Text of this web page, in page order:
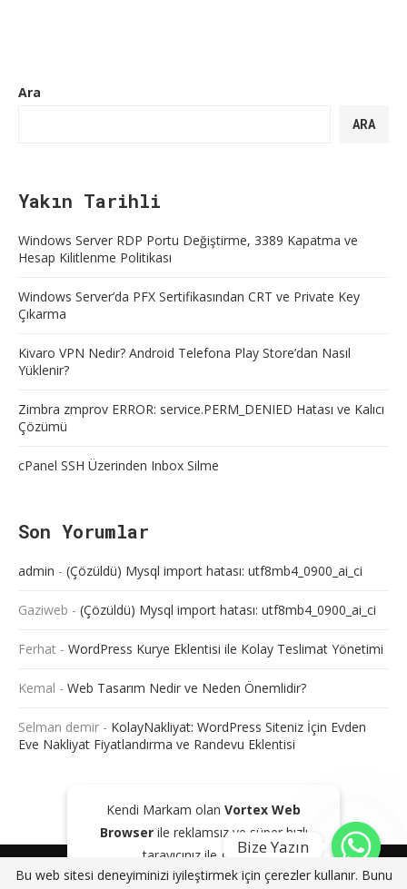
Kendi Markam olan Vortex Web
Browserile reklamsız ve süper hızlı
tarayıcınız ile gezinin!
Ara
ARA
Yakın Tarihli
Windows Server RDP Portu Değiştirme, 3389 Kapatma ve
Hesap Kilitlenme Politikası
Windows Server’da PFX Sertifikasından CRT ve Private Key
Çıkarma
Kivaro VPN Nedir? Android Telefona Play Store’dan Nasıl
Yüklenir?
Zimbra zmprov ERROR: service.PERM_DENIED Hatası ve Kalıcı
Çözümü
cPanel SSH Üzerinden Inbox Silme
Son Yorumlar
admin - (Çözüldü) Mysql import hatası: utf8mb4_0900_ai_ci
Gaziweb - (Çözüldü) Mysql import hatası: utf8mb4_0900_ai_ci
Ferhat - WordPress Kurye Eklentisi ile Kolay Teslimat Yönetimi
Kemal - Web Tasarım Nedir ve Neden Önemlidir?
Selman demir - KolayNakliyat: WordPress Siteniz İçin Evden
Eve Nakliyat Fiyatlandırma ve Randevu Eklentisi
Bu web sitesi deneyiminizi iyileştirmek için çerezler kullanır. Bunu
@2024 - Tüm Haklarım Saklıdır. Sitede bulunan içeriklerin bir kısmı veya
tamamı kaynak gösterilse dahi kopyalanması, çoğaltılması ve
Bize Yazın